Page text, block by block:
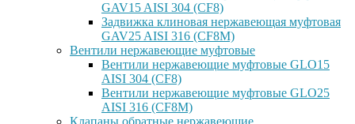
GAV15 AISI 304 (CF8)
Задвижка клиновая нержавеющая муфтовая
GAV25 AISI 316 (CF8M)
Вентили нержавеющие муфтовые
Вентили нержавеющие муфтовые GLO15
AISI 304 (CF8)
Вентили нержавеющие муфтовые GLO25
AISI 316 (CF8M)
Клапаны обратные нержавеющие